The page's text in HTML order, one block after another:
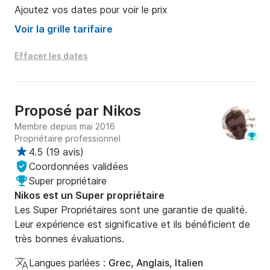
Activez votre corps en nageant dans les eaux
prenant un bain de soleil ou en vous isolant pour
nature. A bord, vous trouverez des rafraîchissements
POINTS FORTS:
Le service de prise en charge est disponible
gratuitement depuis Héraklion et ses environs jusqu'à
10 km. Veuillez fournir les détails de votre
hébergement. La prise en charge est disponible
depuis n'importe quelle partie de la Crète moyennant
des frais supplémentaires. Vous serez contacté dans
les 24 heures suivant votre réservation concernant le
Ajoutez vos dates pour voir le prix
Voir la grille tarifaire
Effacer les dates
Proposé par Nikos
Membre depuis mai 2016
Propriétaire professionnel
4.5 (19 avis)
Coordonnées validées
Super propriétaire
Nikos est un Super propriétaire
Les Super Propriétaires sont une garantie de qualité.
Leur expérience est significative et ils bénéficient de
très bonnes évaluations.
Langues parlées : Grec, Anglais, Italien